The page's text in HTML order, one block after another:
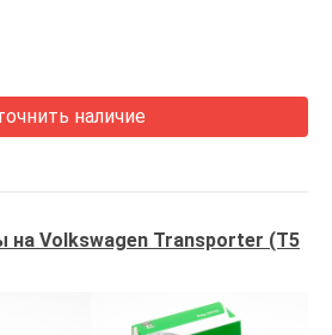
наличие
на Volkswagen Transporter (T5